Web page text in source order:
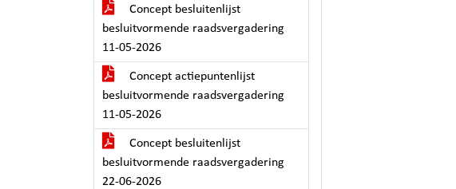
Concept besluitenlijst
besluitvormende raadsvergadering
11-05-2026
Concept actiepuntenlijst
besluitvormende raadsvergadering
11-05-2026
Concept besluitenlijst
besluitvormende raadsvergadering
22-06-2026